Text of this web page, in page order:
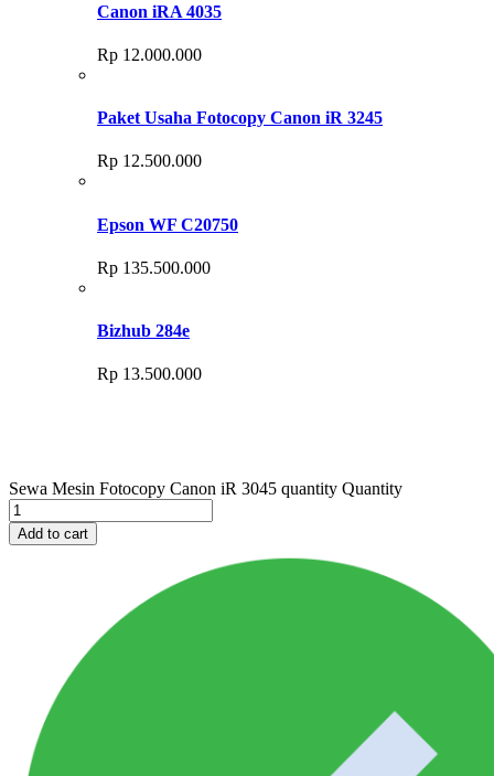
Canon iRA 4035
Rp 12.000.000
Paket Usaha Fotocopy Canon iR 3245
Rp 12.500.000
Epson WF C20750
Rp 135.500.000
Bizhub 284e
Rp 13.500.000
Sewa Mesin Fotocopy Canon iR 3045 quantity Quantity
Add to cart